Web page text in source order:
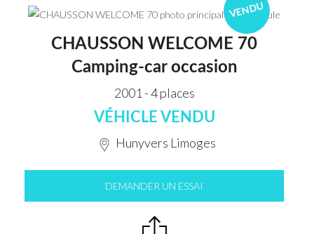
VENDU
CHAUSSON WELCOME 70
Camping-car occasion
2001 - 4 places
VÉHICLE VENDU
Hunyvers Limoges
DEMANDER UN ESSAI